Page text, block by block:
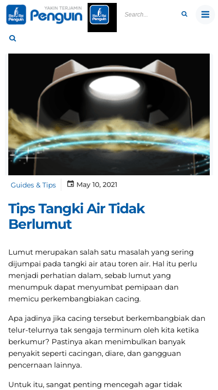
Skip
content
Guides & Tips May 10, 2021
Tips Tangki Air Tidak
Berlumut
Lumut merupakan salah satu masalah yang sering
dijumpai pada tangki air atau toren air. Hal itu perlu
menjadi perhatian dalam, sebab lumut yang
menumpuk dapat menyumbat pemipaan dan
memicu perkembangbiakan cacing.
Apa jadinya jika cacing tersebut berkembangbiak dan
telur-telurnya tak sengaja terminum oleh kita ketika
berkumur? Pastinya akan menimbulkan banyak
penyakit seperti cacingan, diare, dan gangguan
pencernaan lainnya.
Untuk itu, sangat penting mencegah agar tidak